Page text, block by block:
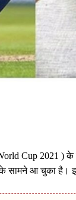
Cup 2021 )
सामने आ चुका है।